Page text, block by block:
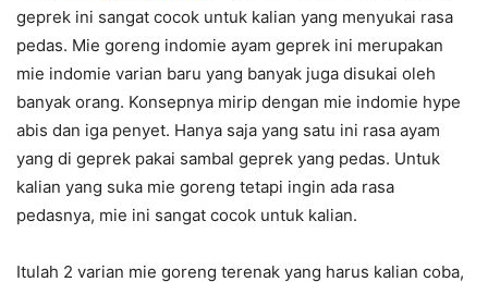
geprek ini sangat cocok untuk kalian yang menyukai rasa
pedas. Mie goreng indomie ayam geprek ini merupakan
mie indomie varian baru yang banyak juga disukai oleh
banyak orang. Konsepnya mirip dengan mie indomie hype
abis dan iga penyet. Hanya saja yang satu ini rasa ayam
yang di geprek pakai sambal geprek yang pedas. Untuk
kalian yang suka mie goreng tetapi ingin ada rasa
pedasnya, mie ini sangat cocok untuk kalian.
Itulah 2 varian mie goreng terenak yang harus kalian coba,